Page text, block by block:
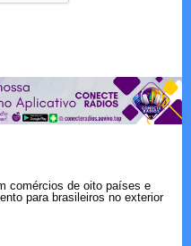
comércios de oito países e
para brasileiros no exterior